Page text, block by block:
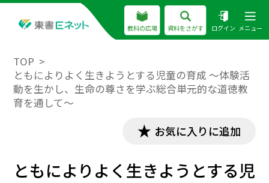
教科の広場 資料をさがす ログイン メニュー
TOP
ともによりよく生きようとする児童の育成 ～体験活
動を生かし、生命の尊さを学ぶ総合単元的な道徳教
育を通して～
お気に入りに追加
ともによりよく生きようとする児